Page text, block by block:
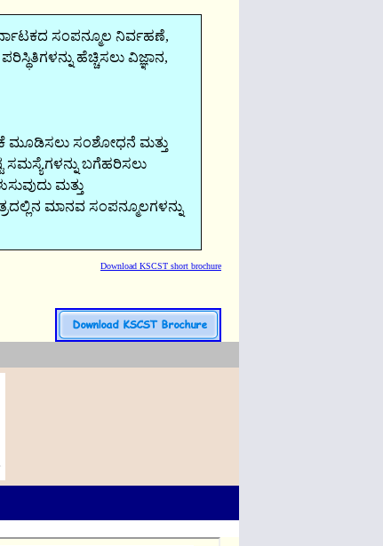
ಸಂಪನ್ಮೂಲ ನಿರ್ವಹಣೆ,
ಹೆಚ್ಚಿಸಲು ವಿಜ್ಞಾನ,
ಮೂಡಿಸಲು ಸಂಶೋಧನೆ ಮತ್ತು
ಸಮಸ್ಯೆಗಳನ್ನು ಬಗೆಹರಿಸಲು
ಮತ್ತು
ಮಾನವ ಸಂಪನ್ಮೂಲಗಳನ್ನು
Download KSCST short brochure